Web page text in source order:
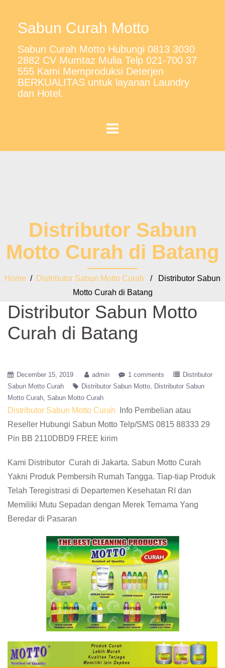
Sabun Curah Motto
Sabun Curah Motto Hubungi 0813 3030
2882 CV Mumtaz Mulia Telp 021-700 37
555 Kami Memproduksi Deterjen
BERKUALITAS untuk layanan Laundry
dan Hotel.
Distributor Sabun
Motto Curah di Batang
Home / Distributor Sabun Motto Curah / Distributor Sabun
Motto Curah di Batang
Distributor Sabun Motto
Curah di Batang
December 15, 2019 admin 1 comments
Distributor
Sabun Motto Curah
Distributor Sabun Motto
Distributor Sabun
Motto Curah Sabun Motto Curah
Distributor Sabun Motto Curah
Info Pembelian atau
Reseller Hubungi Sabun Motto Telp/SMS 0815 88333 29
Pin BB 2110DBD9 FREE kirim
Kami Distributor Curah di Jakarta. Sabun Motto Curah
Yakni Produk Pembersih Rumah Tangga. Tiap-tiap Produk
Telah Teregistrasi di Departemen Kesehatan RI dan
Memiliki Mutu Sepadan dengan Merek Ternama Yang
Beredar di Pasaran